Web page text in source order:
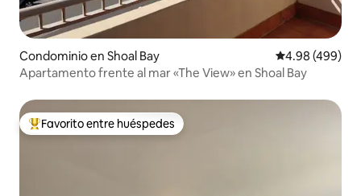
Condominio en Shoal Bay Calificación
4.98 (499)
Apartamento frente al mar «The View» en Shoal Bay
De los mejores en Favorito entre huéspedes
Favorito entre huéspedes